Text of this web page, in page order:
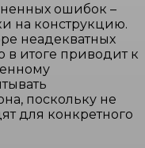
ошибок –
на конструкцию.
неадекватных
в итоге приводит к
поскольку не
для конкретного